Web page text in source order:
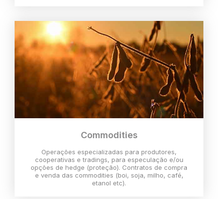
Commodities
Operações especializadas para produtores,
cooperativas e tradings, para especulação e/ou
opções de hedge (proteção). Contratos de compra
e venda das commodities (boi, soja, milho, café,
etanol etc).